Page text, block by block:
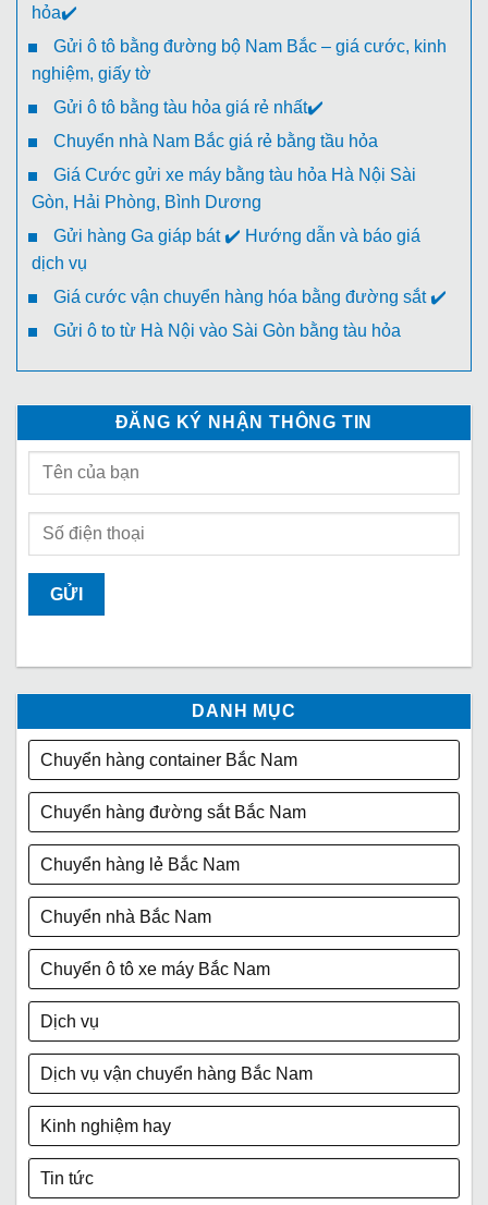
hỏa✔️
Gửi ô tô bằng đường bộ Nam Bắc – giá cước, kinh
nghiệm, giấy tờ
Gửi ô tô bằng tàu hỏa giá rẻ nhất✔️
Chuyển nhà Nam Bắc giá rẻ bằng tầu hỏa
Giá Cước gửi xe máy bằng tàu hỏa Hà Nội Sài
Gòn, Hải Phòng, Bình Dương
Gửi hàng Ga giáp bát ✔️ Hướng dẫn và báo giá
dịch vụ
Giá cước vận chuyển hàng hóa bằng đường sắt ✔️
Gửi ô to từ Hà Nội vào Sài Gòn bằng tàu hỏa
ĐĂNG KÝ NHẬN THÔNG TIN
DANH MỤC
Chuyển hàng container Bắc Nam
Chuyển hàng đường sắt Bắc Nam
Chuyển hàng lẻ Bắc Nam
Chuyển nhà Bắc Nam
Chuyển ô tô xe máy Bắc Nam
Dịch vụ
Dịch vụ vận chuyển hàng Bắc Nam
Kinh nghiệm hay
Tin tức